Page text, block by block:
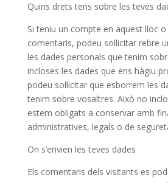
Quins drets tens sobre les teves
Si teniu un compte en aquest lloc
comentaris, podeu sol·licitar rebre
les dades personals que tenim
incloses les dades que ens hàgiu
podeu sol·licitar que esborrem les
tenim sobre vosaltres. Això no
estem obligats a conservar amb
administratives, legals o de
On s’envien les teves dades
Els comentaris dels visitants es